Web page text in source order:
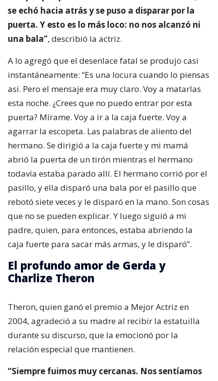
se echó hacia atrás y se puso a disparar por la
puerta. Y esto es lo más loco: no nos alcanzó ni
una bala”, describió la actriz.
A lo agregó que el desenlace fatal se produjo casi
instantáneamente: “Es una locura cuando lo piensas
así. Pero el mensaje era muy claro. Voy a matarlas
esta noche. ¿Crees que no puedo entrar por esta
puerta? Mírame. Voy a ir a la caja fuerte. Voy a
agarrar la escopeta. Las palabras de aliento del
hermano. Se dirigió a la caja fuerte y mi mamá
abrió la puerta de un tirón mientras el hermano
todavía estaba parado allí. El hermano corrió por el
pasillo, y ella disparó una bala por el pasillo que
rebotó siete veces y le disparó en la mano. Son cosas
que no se pueden explicar. Y luego siguió a mi
padre, quien, para entonces, estaba abriendo la
caja fuerte para sacar más armas, y le disparó”.
El profundo amor de Gerda y
Charlize Theron
Theron, quien ganó el premio a Mejor Actriz en
2004, agradeció a su madre al recibir la estatuilla
durante su discurso, que la emocionó por la
relación especial que mantienen.
“Siempre fuimos muy cercanas. Nos sentíamos